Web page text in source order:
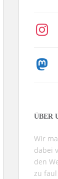
ÜBER
Wir
dabei
den
zu